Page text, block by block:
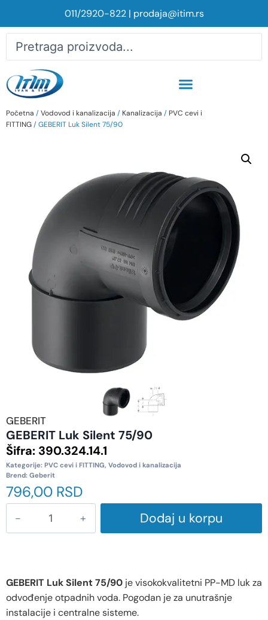
011/2920-822| prodaja@itim.rs
Početna /Vodovod i kanalizacija / Kanalizacija / PVC cevi i
FITTING/ GEBERIT Luk Silent 75/90
GEBERIT
GEBERIT Luk Silent 75/90
Šifra: 390.324.14.1
Kategorije: PVC cevi i FITTING, Vodovod i kanalizacija
Brend: Geberit
796,00 RSD
Dodaj u korpu
GEBERIT Luk Silent 75/90 je visokokvalitetni PP-MD luk za
odvođenje otpadnih voda. Pogodan je za unutrašnje
instalacije i centralne sisteme.